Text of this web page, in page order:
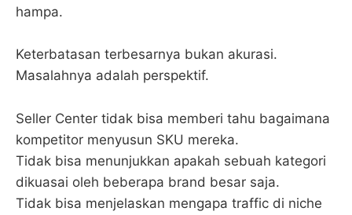
hampa.
Keterbatasan terbesarnya bukan akurasi.
Masalahnya adalah perspektif.
Seller Center tidak bisa memberi tahu bagaimana
kompetitor menyusun SKU mereka.
Tidak bisa menunjukkan apakah sebuah kategori
dikuasai oleh beberapa brand besar saja.
Tidak bisa menjelaskan mengapa traffic di niche